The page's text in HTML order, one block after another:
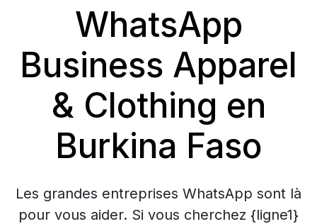
WhatsApp
Business Apparel
& Clothing en
Burkina Faso
Les grandes entreprises WhatsApp sont là
pour vous aider. Si vous cherchez {ligne1}